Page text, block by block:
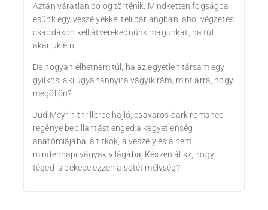
Aztán váratlan dolog történik. Mindketten fogságba
esünk egy veszélyekkel teli barlangban, ahol végzetes
csapdákon kell átverekednünk magunkat, ha túl
akarjuk élni.
De hogyan élhetném túl, ha az egyetlen társam egy
gyilkos, aki ugyanannyira vágyik rám, mint arra, hogy
megöljön?
Jud Meyrin thrillerbe hajló, csavaros dark romance
regénye bepillantást enged a kegyetlenség
anatómiájába, a titkok, a veszély és a nem
mindennapi vágyak világába. Készen állsz, hogy
téged is bekebelezzen a sötét mélység?